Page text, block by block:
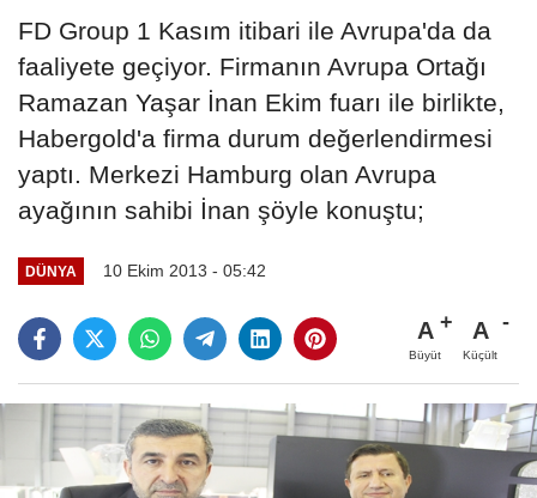
FD Group 1 Kasım itibari ile Avrupa'da da
faaliyete geçiyor. Firmanın Avrupa Ortağı
Ramazan Yaşar İnan Ekim fuarı ile birlikte,
Habergold'a firma durum değerlendirmesi
yaptı. Merkezi Hamburg olan Avrupa
ayağının sahibi İnan şöyle konuştu;
DÜNYA 10 Ekim 2013 - 05:42
A
Büyüt
A
Küçült